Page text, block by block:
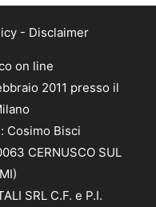
- Disclaimer
on line
2011 presso il
Cosimo Bisci
CERNUSCO SUL
SRL C.F. e P.I.